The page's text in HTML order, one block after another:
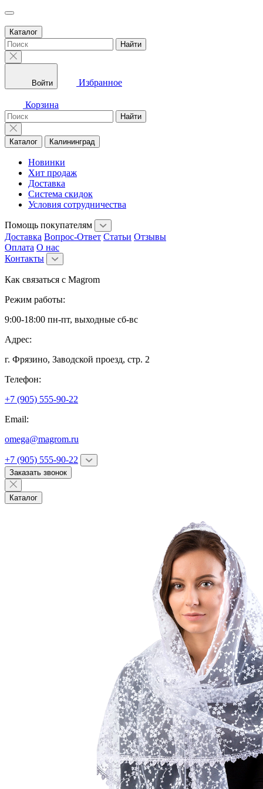
Каталог
Найти
Войти Избранное
Корзина
Найти
Каталог Калининград
Новинки
Хит продаж
Доставка
Система скидок
Условия сотрудничества
Помощь покупателям
Доставка Вопрос-Ответ Статьи Отзывы
Оплата О нас
Контакты
Как связаться с Magrom
Режим работы:
9:00-18:00 пн-пт, выходные сб-вс
Адрес:
г. Фрязино, Заводской проезд, стр. 2
Телефон:
+7 (905) 555-90-22
Email:
omega@magrom.ru
+7 (905) 555-90-22
Заказать звонок
Каталог